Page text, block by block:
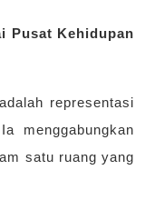
Pusat Kehidupan
adalah representasi
menggabungkan
satu ruang yang